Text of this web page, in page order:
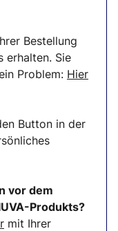
Bestellung
erhalten. Sie
Problem: Hier
Button in der
vor dem
Produkts?
mit Ihrer